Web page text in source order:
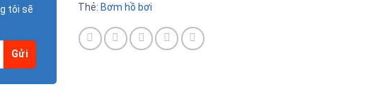
tôi sẽ
Thẻ: Bơm hồ bơi